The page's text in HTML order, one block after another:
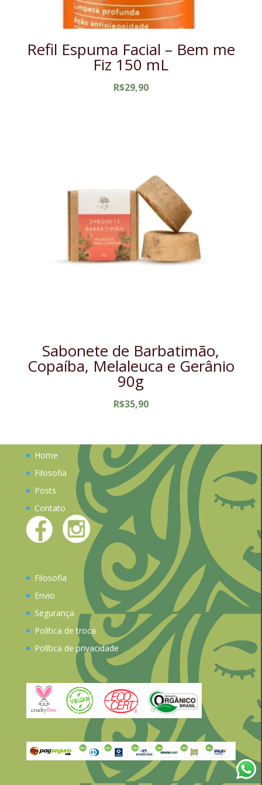
Refil Espuma Facial – Bem me
Fiz 150 mL
R$29,90
Sabonete de Barbatimão,
Copaíba, Melaleuca e Gerânio
90g
R$35,90
Home
Filosofia
Posts
Contato
Filosofia
Envio
Segurança
Política de troca
Política de privacidade